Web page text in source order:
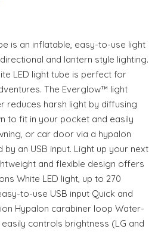
is an inflatable, easy-to-use light
and lantern style lighting.
LED light tube is perfect for
The Everglow™ light
reduces harsh light by diffusing
to fit in your pocket and easily
or car door via a hypalon
an USB input. Light up your next
and flexible design offers
White LED light, up to 270
to-use USB input Quick and
Hypalon carabiner loop Water-
controls brightness (LG and